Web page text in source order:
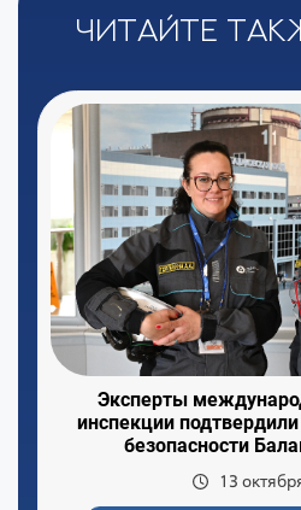
Читайте
Эксперты
инспекции
безопасности
13